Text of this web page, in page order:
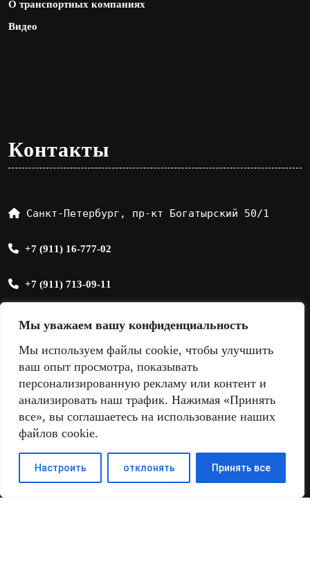
Мы уважаем вашу конфиденциальность
Мы используем файлы cookie, чтобы улучшить
ваш опыт просмотра, показывать
персонализированную рекламу или контент и
анализировать наш трафик. Нажимая «Принять
все», вы соглашаетесь на использование наших
файлов cookie.
Настроить отклонять Принять все
О транспортных компаниях
Видео
Контакты
Санкт-Петербург, пр-кт Богатырский 50/1
+7 (911) 16-777-02
+7 (911) 713-09-11
sale@sandmix.ru